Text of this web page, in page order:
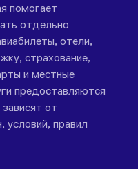
помогает
отдельно
отели,
страхование,
и местные
предоставляются
от
условий, правил